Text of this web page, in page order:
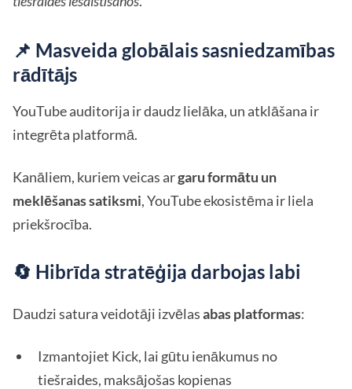
📌 Masveida globālais sasniedzamības
rādītājs
YouTube auditorija ir daudz lielāka, un atklāšana ir
integrēta platformā.
Kanāliem, kuriem veicas argaru formātu un
meklēšanas satiksmi, YouTube ekosistēma ir liela
priekšrocība.
🔄 Hibrīda stratēģija darbojas labi
Daudzi satura veidotāji izvēlasabas platformas:
Izmantojiet Kick, lai gūtu ienākumus no
tiešraides, maksājošas kopienas